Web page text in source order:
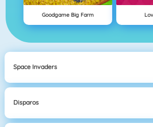
Goodgame Big Farm
Space Invaders
Disparos